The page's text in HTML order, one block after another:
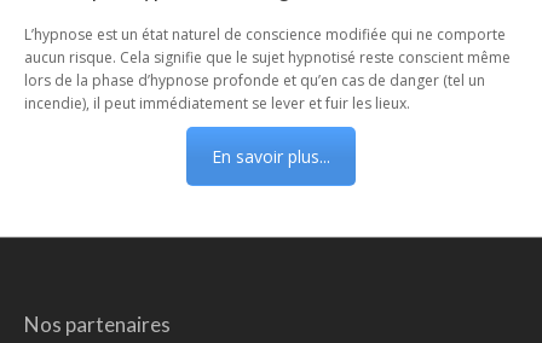
L’hypnose est un état naturel de conscience modifiée qui ne comporte
aucun risque. Cela signifie que le sujet hypnotisé reste conscient même
lors de la phase d’hypnose profonde et qu’en cas de danger (tel un
incendie), il peut immédiatement se lever et fuir les lieux.
En savoir plus...
Nos partenaires